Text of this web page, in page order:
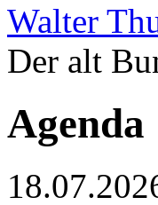
Walter
Der alt
Agenda